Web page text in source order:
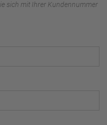
sich mit Ihrer Kundennummer